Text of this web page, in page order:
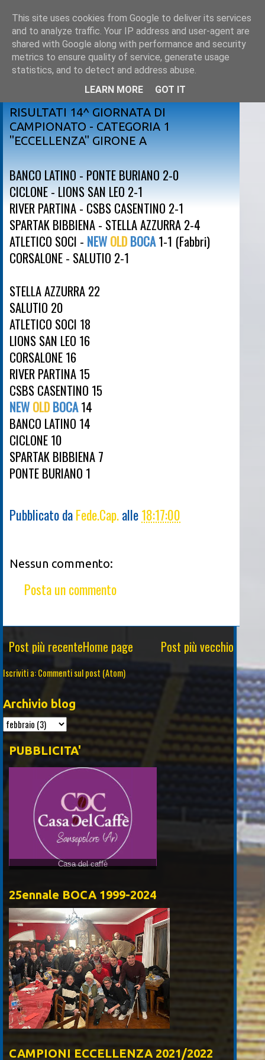
sabato 24 febbraio 2024
RISULTATI 14^ GIORNATA DI
CAMPIONATO - CATEGORIA 1
"ECCELLENZA" GIRONE A
BANCO LATINO - PONTE BURIANO 2-0
CICLONE - LIONS SAN LEO 2-1
RIVER PARTINA - CSBS CASENTINO 2-1
SPARTAK BIBBIENA - STELLA AZZURRA 2-4
ATLETICO SOCI - NEW OLD BOCA1-1 (Fabbri)
CORSALONE - SALUTIO 2-1
STELLA AZZURRA 22
SALUTIO 20
ATLETICO SOCI 18
LIONS SAN LEO 16
CORSALONE 16
RIVER PARTINA 15
CSBS CASENTINO 15
NEW OLD BOCA14
BANCO LATINO 14
CICLONE 10
SPARTAK BIBBIENA 7
PONTE BURIANO 1
Pubblicato daFede.Cap.alle18:17:00
Nessun commento:
Posta un commento
Post più recente Post più vecchio
Home page
Iscriviti a:Commenti sul post (Atom)
Archivio blog
PUBBLICITA'
Casa del caffè
25ennale BOCA 1999-2024
CAMPIONI ECCELLENZA 2021/2022
This site uses cookies from Google to deliver its services
and to analyze traffic. Your IP address and user-agent are
shared with Google along with performance and security
metrics to ensure quality of service, generate usage
statistics, and to detect and address abuse.
LEARN MORE
GOT IT